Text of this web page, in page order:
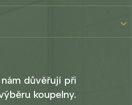
důvěřují při
koupelny.